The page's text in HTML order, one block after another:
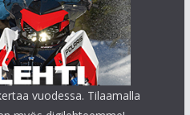
vuodessa. Tilaamalla